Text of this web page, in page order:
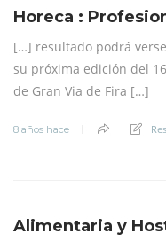
Horeca :
[…] resultado podrá
su próxima edición del
de Gran Via de Fira […]
8 años hace
Alimentaria y